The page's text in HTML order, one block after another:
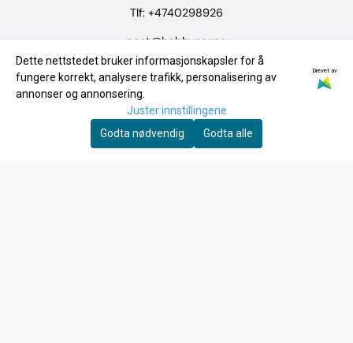
Tlf: +4740298926
post@hobbynor.no
Meny
Merker
Tilbud
Dette nettstedet bruker informasjonskapsler for å
fungere korrekt, analysere trafikk, personalisering av
annonser og annonsering.
Drevet av
Juster innstillingene
Godta nødvendig
Godta alle